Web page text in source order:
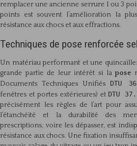
remplacer une ancienne serrure 1 ou 3
points est souvent l’amélioration la
résistance aux chocs et aux effractions.
Techniques de pose renforcée
Un matériau performant et une
grande partie de leur intérêt si lapose
Documents Techniques Unifiés DTU
fenêtres et portes extérieures) et DTU
précisément les règles de l’art pour
l’étanchéité et la durabilité des
prescriptions, voire les dépasser, est
résistance aux chocs. Une fixation